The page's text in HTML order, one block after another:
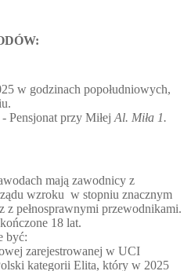
w godzinach popołudniowych,
Pensjonat przy Miłej Al. Miła 1.
mają zawodnicy z
wzroku w stopniu znacznym
pełnosprawnymi przewodnikami.
18 lat.
być:
zarejestrowanej w UCI
kategorii Elita, który w 2025